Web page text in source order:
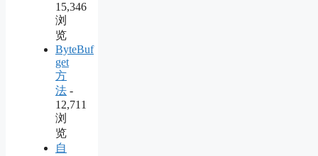
15,346
浏
览
ByteBuf
get
方
法 -
12,711
浏
览
自